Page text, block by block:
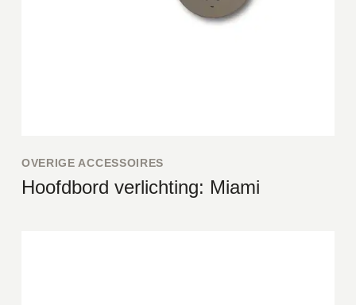
OVERIGE ACCESSOIRES
Hoofdbord verlichting: Miami